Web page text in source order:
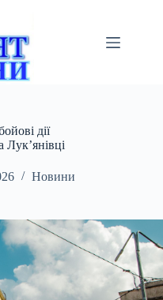
дії
Лук’янівці
Новини